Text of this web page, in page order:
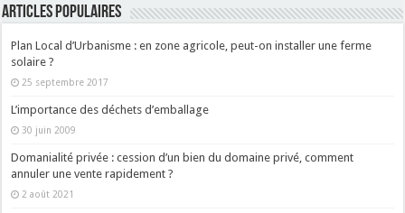
ARTICLES POPULAIRES
Plan Local d’Urbanisme : en zone agricole, peut-on installer une ferme
solaire ?
25 septembre 2017
L’importance des déchets d’emballage
30 juin 2009
Domanialité privée : cession d’un bien du domaine privé, comment
annuler une vente rapidement ?
2 août 2021